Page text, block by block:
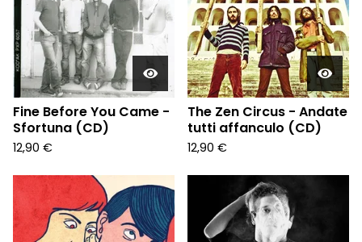
Fine Before You Came -
Sfortuna (CD)
12,90 €
The Zen Circus - Andate
tutti affanculo (CD)
12,90 €